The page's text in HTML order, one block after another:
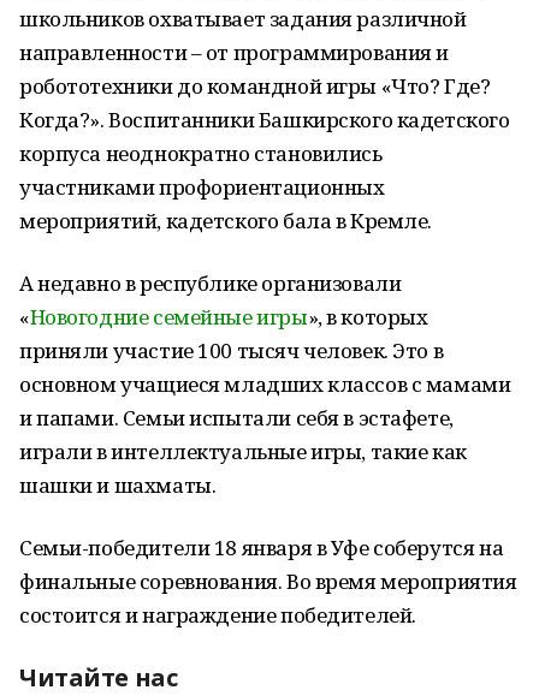
школьников охватывает задания различной
направленности – от программирования и
робототехники до командной игры «Что? Где?
Когда?». Воспитанники Башкирского кадетского
корпуса неоднократно становились
участниками профориентационных
мероприятий, кадетского бала в Кремле.
А недавно в республике организовали
«Новогодние семейные игры», в которых
приняли участие 100 тысяч человек. Это в
основном учащиеся младших классов с мамами
и папами. Семьи испытали себя в эстафете,
играли в интеллектуальные игры, такие как
шашки и шахматы.
Семьи-победители 18 января в Уфе соберутся на
финальные соревнования. Во время мероприятия
состоится и награждение победителей.
Читайте нас